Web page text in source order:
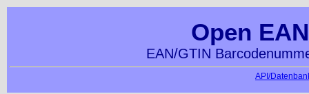
Open
EAN/GTIN
API/